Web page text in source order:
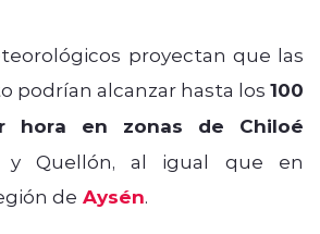
proyectan que las
podrían alcanzar hasta los 100
hora en zonas de Chiloé
y Quellón, al igual que en
de Aysén.